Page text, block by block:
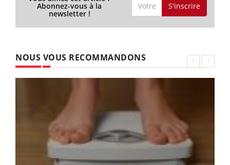
longévitéet enseigne à la faculté de médecine de Paris et de
Lille, ainsi qu’à la faculté des sciences de Paris dans le Master
de biologie du vieillissement. Il a écrit de nombreux articles
humains.
Vous aimez cet article ?
Abonnez-vous à la
newsletter !
S'inscrire